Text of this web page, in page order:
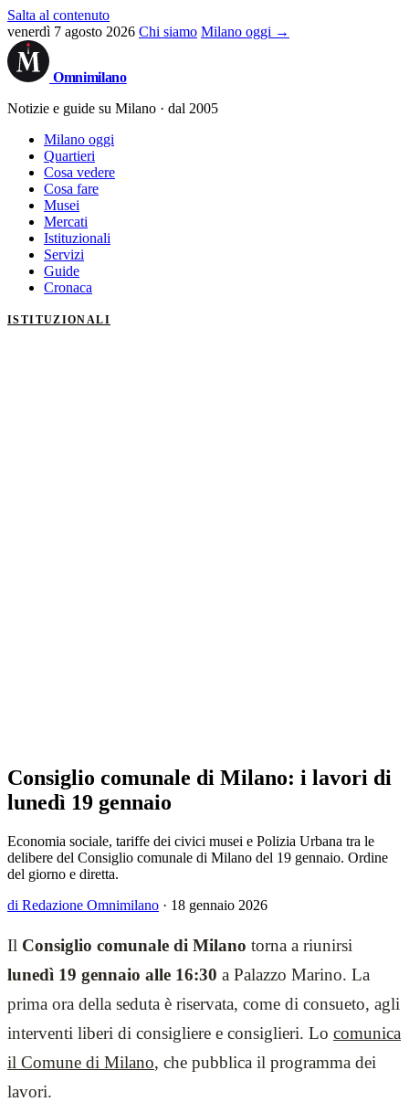
Salta al contenuto
venerdì 7 agosto 2026 Chi siamo Milano oggi →
Omnimilano
Notizie e guide su Milano · dal 2005
Milano oggi
Quartieri
Cosa vedere
Cosa fare
Musei
Mercati
Istituzionali
Servizi
Guide
Cronaca
ISTITUZIONALI
Consiglio comunale di Milano: i lavori di
lunedì 19 gennaio
Economia sociale, tariffe dei civici musei e Polizia Urbana tra le
delibere del Consiglio comunale di Milano del 19 gennaio. Ordine
del giorno e diretta.
di Redazione Omnimilano · 18 gennaio 2026
Il Consiglio comunale di Milano torna a riunirsi
lunedì 19 gennaio alle 16:30 a Palazzo Marino. La
prima ora della seduta è riservata, come di consueto, agli
interventi liberi di consigliere e consiglieri. Lo comunica
il Comune di Milano, che pubblica il programma dei
lavori.